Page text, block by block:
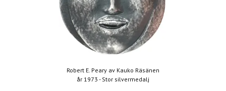
Robert E. Peary av Kauko Räsänen
år 1973 - Stor silvermedalj